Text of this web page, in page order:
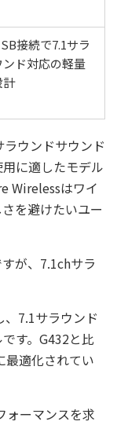
接続で7.1サラ
ンド対応の軽量
計
ウンドサウンド
に適したモデル
Wirelessはワイ
を避けたいユー
が、7.1chサラ
、7.1サラウンド
す。G432と比
最適化されてい
ォーマンスを求